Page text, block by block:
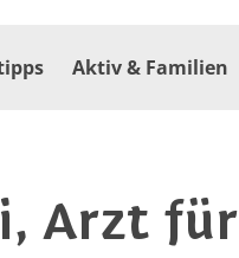
Aktiv & Familien
Arzt für